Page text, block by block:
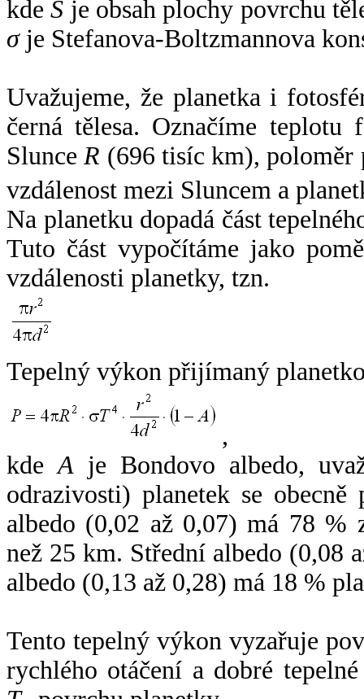
kdeS je obsah plochy povrchu
σje Stefanova-Boltzmannova
Uvažujeme, že planetka i
černá tělesa. Označíme
SlunceR (696 tisíc km),
vzdálenost mezi Sluncem a
Na planetku dopadá část
Tuto část vypočítáme jako
vzdálenosti planetky, tzn.
Tepelný výkon přijímaný
,
kdeA je Bondovo albedo,
odrazivosti) planetek se
albedo (0,02 až 0,07) má 78 %
než 25 km. Střední albedo (0,08
albedo (0,13 až 0,28) má 18 %
Tento tepelný výkon vyzařuje
rychlého otáčení a dobré